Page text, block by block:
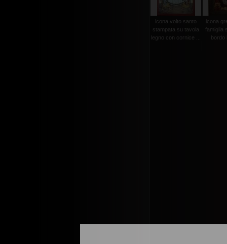
icona volto santo
stampata su tavola
legno con cornice ...
icona
famiglia
bordo